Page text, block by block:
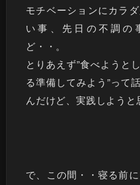
モチベーションにカラ
い事、先日の不調
ど・・。
とりあえず”食べようと
る準備してみよう”って
んだけど、実践しようと
で、この間・・寝る前